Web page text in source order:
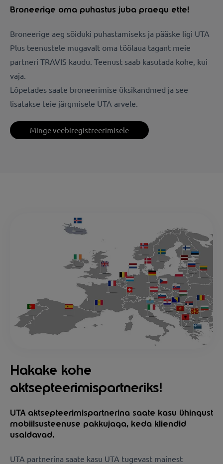
Broneerige oma puhastus juba praegu ette!
Broneerige aeg sõiduki puhastamiseks ja pääske ligi UTA
Plus teenustele mugavalt oma töölaua tagant meie
partneri TRAVIS kaudu. Teenust saab kasutada kohe, kui
vaja.
Lõpetades saate broneerimise üksikandmed ja see
lisatakse teie järgmisele UTA arvele.
Minge veebiregistreerimisele
Hakake kohe
aktsepteerimispartneriks!
UTA aktsepteerimispartnerina saate kasu ühingust
mobiilsusteenuse pakkujaga, keda kliendid
usaldavad.
UTA partnerina saate kasu UTA tugevast mainest